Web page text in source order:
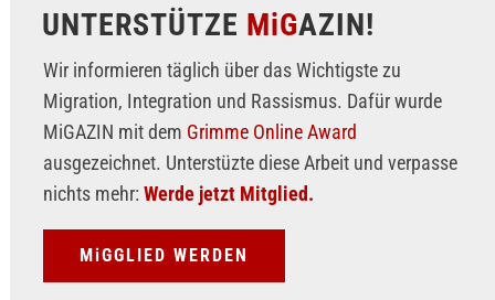
UNTERSTÜTZE MiGAZIN!
Wir informieren täglich über das Wichtigste zu
Migration, Integration und Rassismus. Dafür wurde
MiGAZIN mit dem Grimme Online Award
ausgezeichnet. Unterstüzte diese Arbeit und verpasse
nichts mehr: Werde jetzt Mitglied.
MiGGLIED WERDEN